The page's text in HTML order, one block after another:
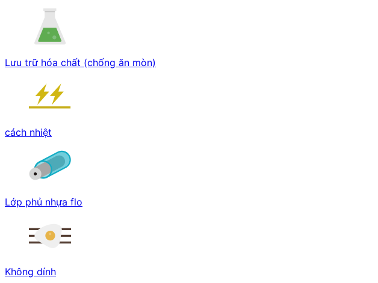
Lưu trữ hóa chất (chống ăn mòn)
cách nhiệt
Lớp phủ nhựa flo
Không dính